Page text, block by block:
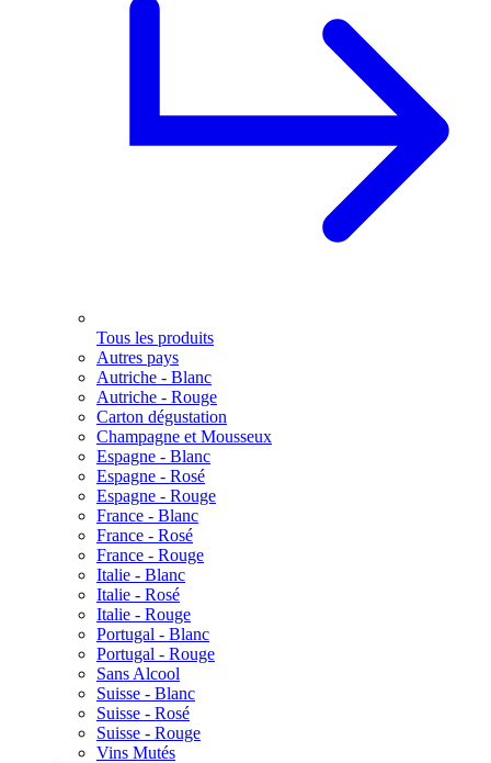
Tous les produits
Autres pays
Autriche - Blanc
Autriche - Rouge
Carton dégustation
Champagne et Mousseux
Espagne - Blanc
Espagne - Rosé
Espagne - Rouge
France - Blanc
France - Rosé
France - Rouge
Italie - Blanc
Italie - Rosé
Italie - Rouge
Portugal - Blanc
Portugal - Rouge
Sans Alcool
Suisse - Blanc
Suisse - Rosé
Suisse - Rouge
Vins Mutés